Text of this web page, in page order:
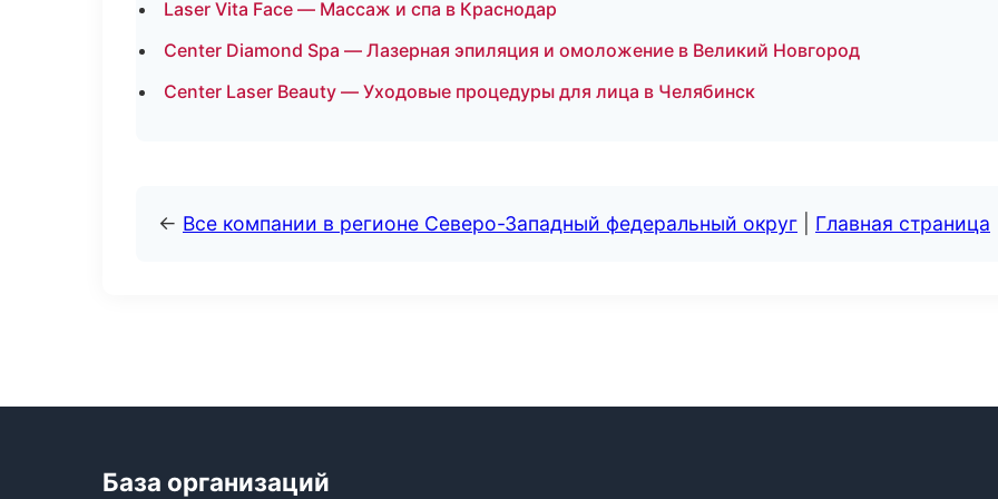
Laser Vita Face — Массаж и спа в Краснодар
Center Diamond Spa — Лазерная эпиляция и омоложение в Великий Новгород
Center Laser Beauty — Уходовые процедуры для лица в Челябинск
← Все компании в регионе Северо-Западный федеральный округ Главная страница
База организаций